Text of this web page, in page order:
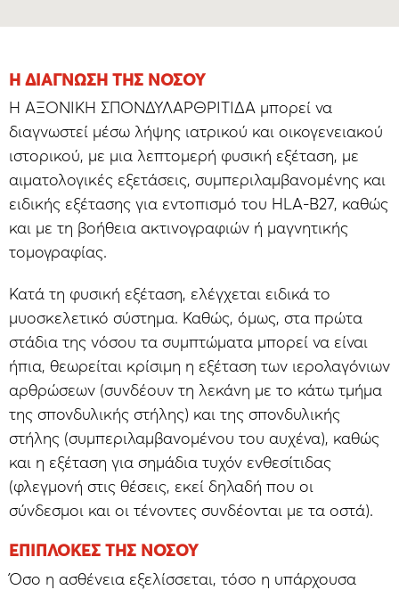
Η ΔΙΆΓΝΩΣΗ ΤΗΣ ΝΌΣΟΥ
Η ΑΞΟΝΙΚΗ ΣΠΟΝΔΥΛΑΡΘΡΙΤΙΔΑ μπορεί να
διαγνωστεί μέσω λήψης ιατρικού και οικογενειακού
ιστορικού, με μια λεπτομερή φυσική εξέταση, με
αιματολογικές εξετάσεις, συμπεριλαμβανομένης και
ειδικής εξέτασης για εντοπισμό του HLA-B27, καθώς
και με τη βοήθεια ακτινογραφιών ή μαγνητικής
τομογραφίας.
Κατά τη φυσική εξέταση, ελέγχεται ειδικά το
μυοσκελετικό σύστημα. Καθώς, όμως, στα πρώτα
στάδια της νόσου τα συμπτώματα μπορεί να είναι
ήπια, θεωρείται κρίσιμη η εξέταση των ιερολαγόνιων
αρθρώσεων (συνδέουν τη λεκάνη με το κάτω τμήμα
της σπονδυλικής στήλης) και της σπονδυλικής
στήλης (συμπεριλαμβανομένου του αυχένα), καθώς
και η εξέταση για σημάδια τυχόν ενθεσίτιδας
(φλεγμονή στις θέσεις, εκεί δηλαδή που οι
σύνδεσμοι και οι τένοντες συνδέονται με τα οστά).
ΕΠΙΠΛΟΚΈΣ ΤΗΣ ΝΌΣΟΥ
Όσο η ασθένεια εξελίσσεται, τόσο η υπάρχουσα